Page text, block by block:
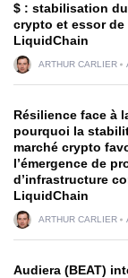
$ : stabilisation
crypto et essor de
LiquidChain
ARTHUR CARLIER
Résilience face à
pourquoi la
marché crypto
l’émergence de
d’infrastructure
LiquidChain
ARTHUR CARLIER
Audiera (BEAT)